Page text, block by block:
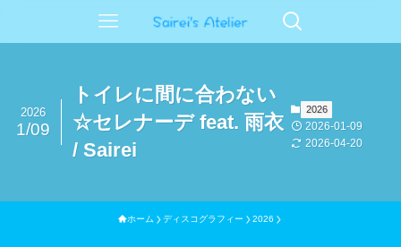
トイレに間に合わない
☆セレナーデ feat. 雨衣
/ Sairei
2026
1/09
2026
2026-01-09
2026-04-20
ホーム ディスコグラフィー 2026